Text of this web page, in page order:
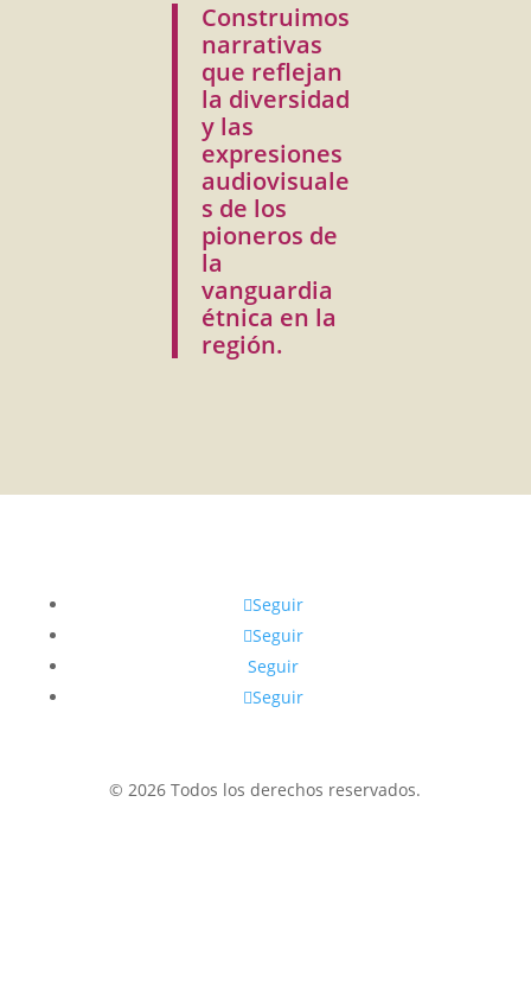
Construimos
narrativas
que reflejan
la diversidad
y las
expresiones
audiovisuale
s de los
pioneros de
la
vanguardia
étnica en la
región.
Seguir
Seguir
Seguir
Seguir
© 2026 Todos los derechos reservados.